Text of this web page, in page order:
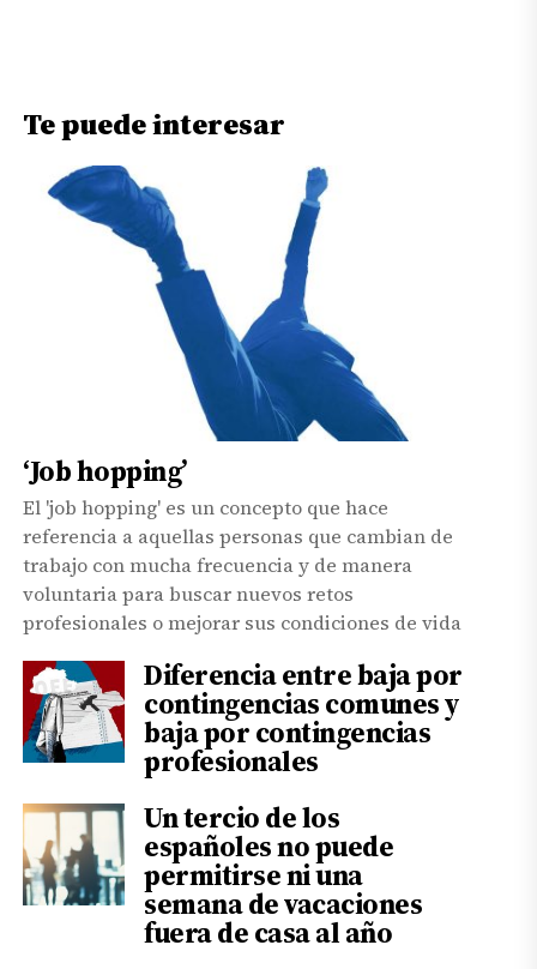
Te puede interesar
‘Job hopping’
El 'job hopping' es un concepto que hace
referencia a aquellas personas que cambian de
trabajo con mucha frecuencia y de manera
voluntaria para buscar nuevos retos
profesionales o mejorar sus condiciones de vida
Diferencia entre baja por
contingencias comunes y
baja por contingencias
profesionales
Un tercio de los
españoles no puede
permitirse ni una
semana de vacaciones
fuera de casa al año